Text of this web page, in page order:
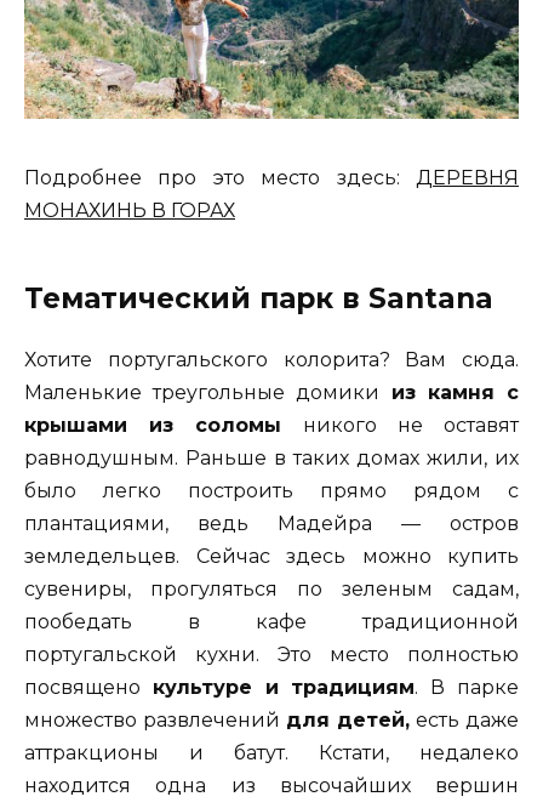
Подробнее про это место здесь: ДЕРЕВНЯ
МОНАХИНЬ В ГОРАХ
Тематический парк в Santana
Хотите португальского колорита? Вам сюда.
Маленькие треyгольные домики из камня с
крышами из соломы никого не оставят
равнодушным. Раньше в таких домах жили, их
было легко построить прямо рядом с
плантациями, ведь Мадейра — остров
земледельцев. Сейчас здесь можно купить
сувениры, прогуляться по зеленым садам,
пообедать в кафе традиционной
португальской кухни. Это место полностью
посвящено культуре и традициям. В парке
множество развлечений для детей, есть даже
аттракционы и батут. Кстати, недалеко
находится одна из высочайших вершин